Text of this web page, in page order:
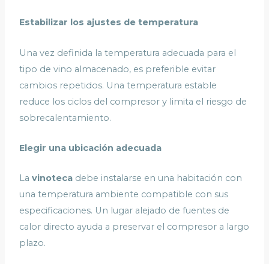
Estabilizar los ajustes de temperatura
Una vez definida la temperatura adecuada para el
tipo de vino almacenado, es preferible evitar
cambios repetidos. Una temperatura estable
reduce los ciclos del compresor y limita el riesgo de
sobrecalentamiento.
Elegir una ubicación adecuada
Lavinoteca debe instalarse en una habitación con
una temperatura ambiente compatible con sus
especificaciones. Un lugar alejado de fuentes de
calor directo ayuda a preservar el compresor a largo
plazo.